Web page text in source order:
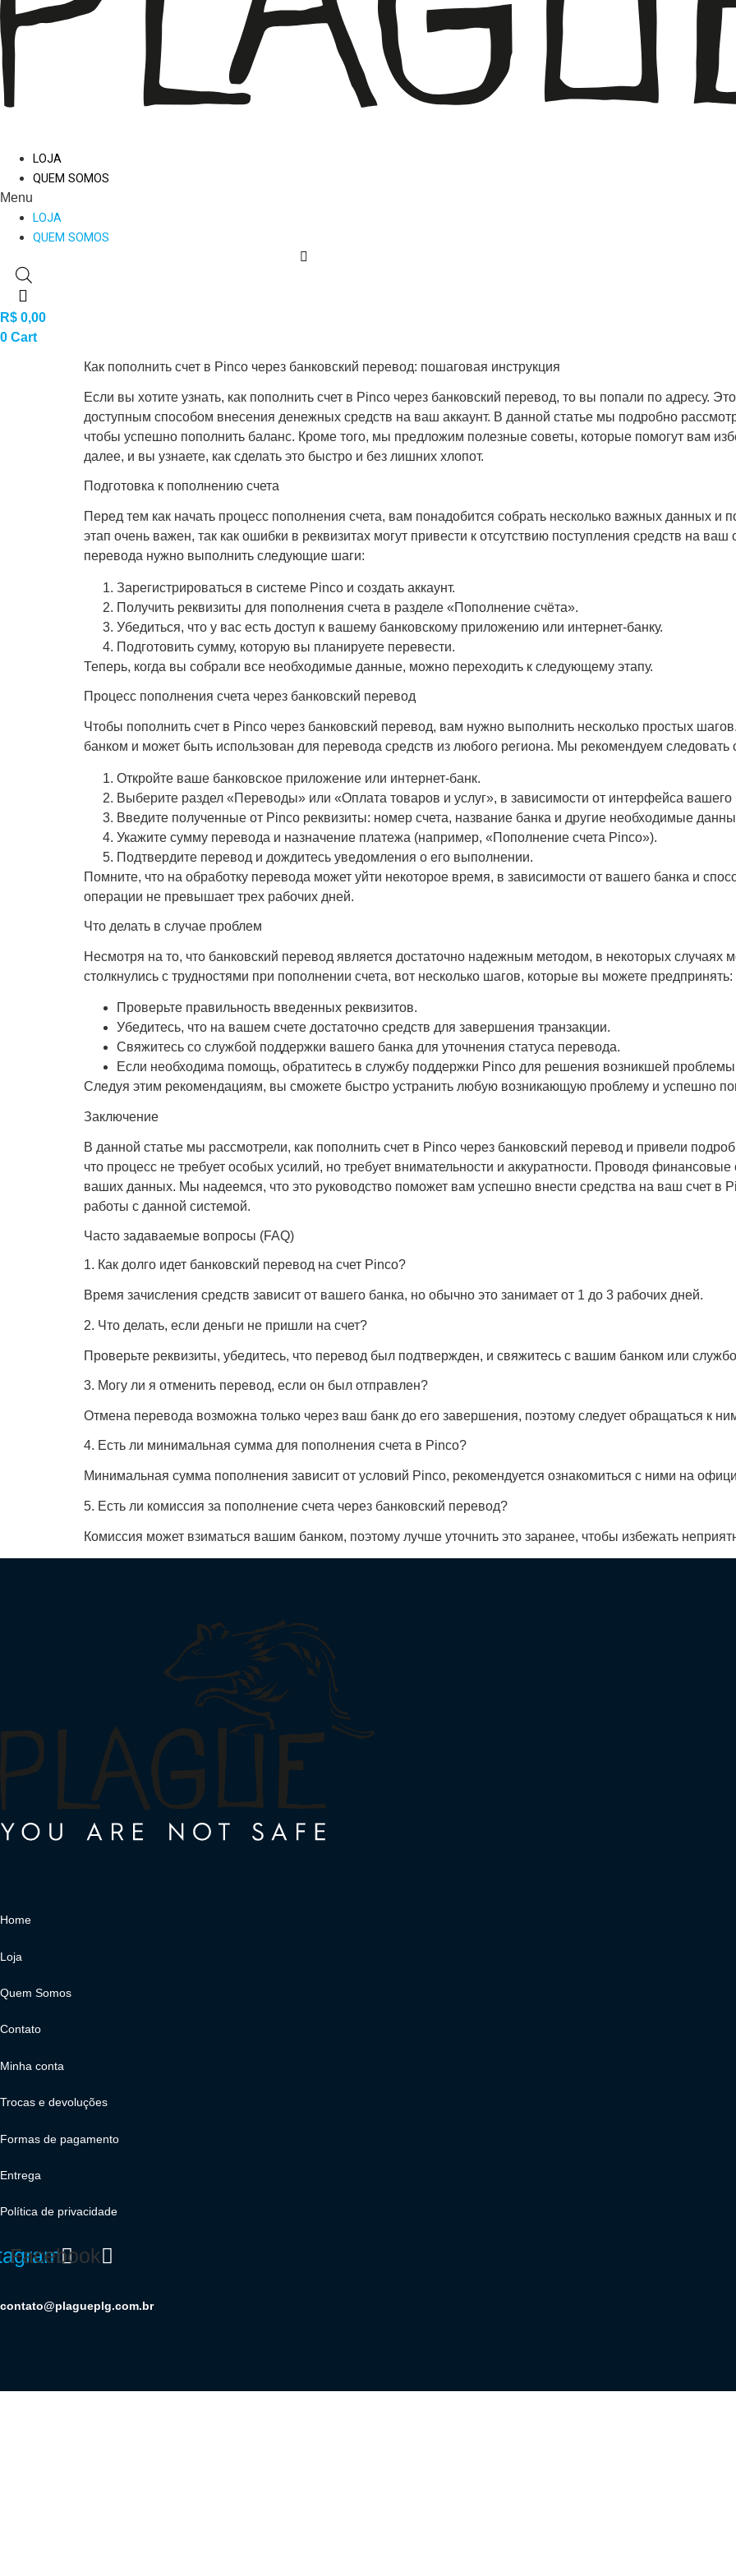
LOJA
QUEM SOMOS
Menu
LOJA
QUEM SOMOS
R$ 0,00
0 Cart
Как пополнить счет в Pinco через банковский перевод: пошаговая инструкция
Если вы хотите узнать, как пополнить счет в Pinco через банковский перевод, то вы попали по адресу.
доступным способом внесения денежных средств на ваш аккаунт. В данной статье мы подробно
чтобы успешно пополнить баланс. Кроме того, мы предложим полезные советы, которые помогут вам
далее, и вы узнаете, как сделать это быстро и без лишних хлопот.
Подготовка к пополнению счета
Перед тем как начать процесс пополнения счета, вам понадобится собрать несколько важных данных и
этап очень важен, так как ошибки в реквизитах могут привести к отсутствию поступления средств на
перевода нужно выполнить следующие шаги:
Зарегистрироваться в системе Pinco и создать аккаунт.
Получить реквизиты для пополнения счета в разделе «Пополнение счёта».
Убедиться, что у вас есть доступ к вашему банковскому приложению или интернет-банку.
Подготовить сумму, которую вы планируете перевести.
Теперь, когда вы собрали все необходимые данные, можно переходить к следующему этапу.
Процесс пополнения счета через банковский перевод
Чтобы пополнить счет в Pinco через банковский перевод, вам нужно выполнить несколько простых
банком и может быть использован для перевода средств из любого региона. Мы рекомендуем следовать
Откройте ваше банковское приложение или интернет-банк.
Выберите раздел «Переводы» или «Оплата товаров и услуг», в зависимости от интерфейса вашего
Введите полученные от Pinco реквизиты: номер счета, название банка и другие необходимые
Укажите сумму перевода и назначение платежа (например, «Пополнение счета Pinco»).
Подтвердите перевод и дождитесь уведомления о его выполнении.
Помните, что на обработку перевода может уйти некоторое время, в зависимости от вашего банка и
операции не превышает трех рабочих дней.
Что делать в случае проблем
Несмотря на то, что банковский перевод является достаточно надежным методом, в некоторых случаях
столкнулись с трудностями при пополнении счета, вот несколько шагов, которые вы можете предпринять:
Проверьте правильность введенных реквизитов.
Убедитесь, что на вашем счете достаточно средств для завершения транзакции.
Свяжитесь со службой поддержки вашего банка для уточнения статуса перевода.
Если необходима помощь, обратитесь в службу поддержки Pinco для решения возникшей
Следуя этим рекомендациям, вы сможете быстро устранить любую возникающую проблему и успешно
Заключение
В данной статье мы рассмотрели, как пополнить счет в Pinco через банковский перевод и привели
что процесс не требует особых усилий, но требует внимательности и аккуратности. Проводя
ваших данных. Мы надеемся, что это руководство поможет вам успешно внести средства на ваш счет в
работы с данной системой.
Часто задаваемые вопросы (FAQ)
1. Как долго идет банковский перевод на счет Pinco?
Время зачисления средств зависит от вашего банка, но обычно это занимает от 1 до 3 рабочих дней.
2. Что делать, если деньги не пришли на счет?
Проверьте реквизиты, убедитесь, что перевод был подтвержден, и свяжитесь с вашим банком или
3. Могу ли я отменить перевод, если он был отправлен?
Отмена перевода возможна только через ваш банк до его завершения, поэтому следует обращаться к
4. Есть ли минимальная сумма для пополнения счета в Pinco?
Минимальная сумма пополнения зависит от условий Pinco, рекомендуется ознакомиться с ними на
5. Есть ли комиссия за пополнение счета через банковский перевод?
Комиссия может взиматься вашим банком, поэтому лучше уточнить это заранее, чтобы избежать
Home
Loja
Quem Somos
Contato
Minha conta
Trocas e devoluções
Formas de pagamento
Entrega
Política de privacidade
Facebook
contato@plagueplg.com.br